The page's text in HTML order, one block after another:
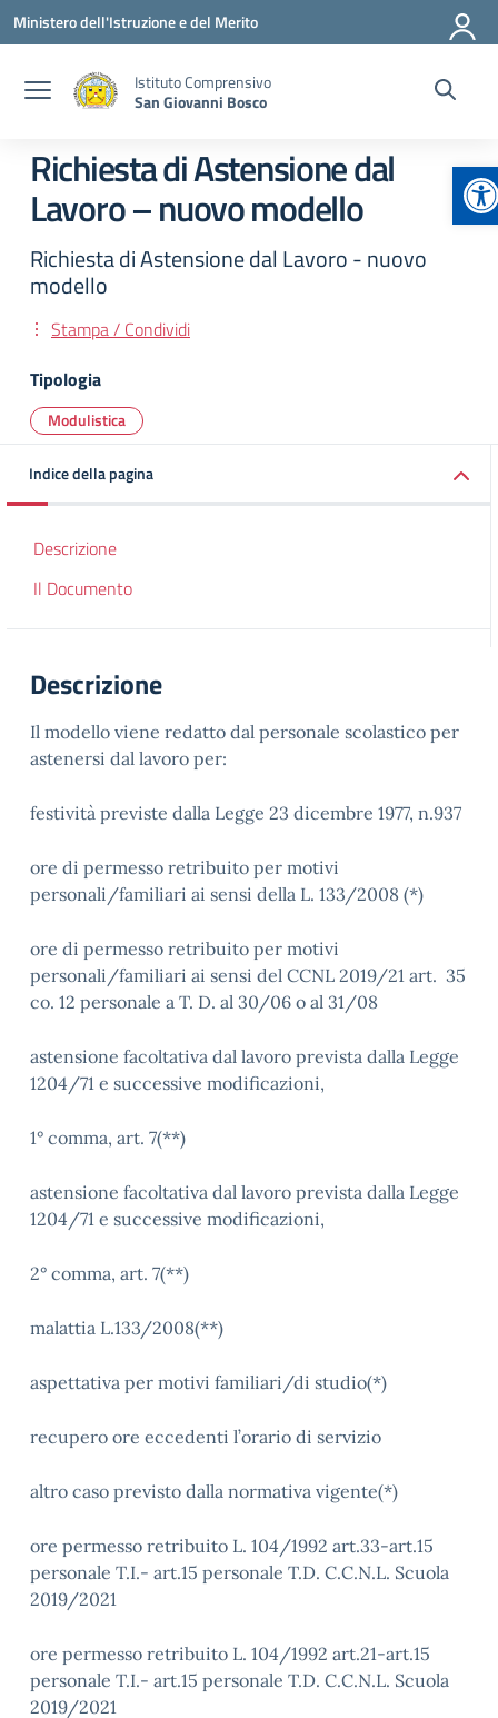
Vai ai contenuti
Vai al menu di navigazione
Vai al footer
Ministero dell'Istruzione e del Merito
Istituto Comprensivo
San Giovanni Bosco
Richiesta di Astensione dal
Lavoro – nuovo modello
Richiesta di Astensione dal Lavoro - nuovo
modello
Stampa / Condividi
Tipologia
Modulistica
Indice della pagina
Descrizione
Il Documento
Descrizione
Il modello viene redatto dal personale scolastico per
astenersi dal lavoro per:
festività previste dalla Legge 23 dicembre 1977, n.937
ore di permesso retribuito per motivi
personali/familiari ai sensi della L. 133/2008 (*)
ore di permesso retribuito per motivi
personali/familiari ai sensi del CCNL 2019/21 art. 35
co. 12 personale a T. D. al 30/06 o al 31/08
astensione facoltativa dal lavoro prevista dalla Legge
1204/71 e successive modificazioni,
1° comma, art. 7(**)
astensione facoltativa dal lavoro prevista dalla Legge
1204/71 e successive modificazioni,
2° comma, art. 7(**)
malattia L.133/2008(**)
aspettativa per motivi familiari/di studio(*)
recupero ore eccedenti l’orario di servizio
altro caso previsto dalla normativa vigente(*)
ore permesso retribuito L. 104/1992 art.33-art.15
personale T.I.- art.15 personale T.D. C.C.N.L. Scuola
2019/2021
ore permesso retribuito L. 104/1992 art.21-art.15
personale T.I.- art.15 personale T.D. C.C.N.L. Scuola
2019/2021